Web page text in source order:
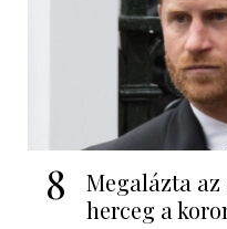
8
Megalázta
herceg a